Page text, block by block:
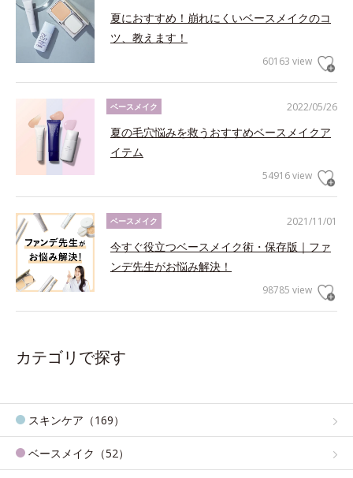
夏におすすめ！崩れにくいベースメイクのコ
ツ、教えます！
60163 view
2022/05/26
ベースメイク
夏の毛穴悩みを救うおすすめベースメイクア
イテム
54916 view
2021/11/01
ベースメイク
今すぐ役立つベースメイク術・保存版｜ファ
ンデ先生がお悩み解決！
98785 view
カテゴリで探す
スキンケア（169）
ベースメイク（52）